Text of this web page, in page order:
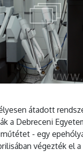
átadott
a Debreceni
- egy
végezték el